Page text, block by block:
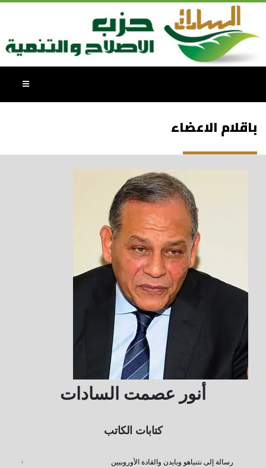
باقلام الاعضاء
أنور عصمت السادات
كتابات الكاتب
رسالة إلى نتنياهو وبايدن والقادة الأوروبيين